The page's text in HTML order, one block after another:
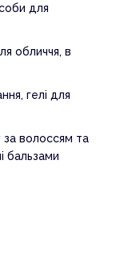
для
обличчя, в
гелі для
за волоссям та
бальзами